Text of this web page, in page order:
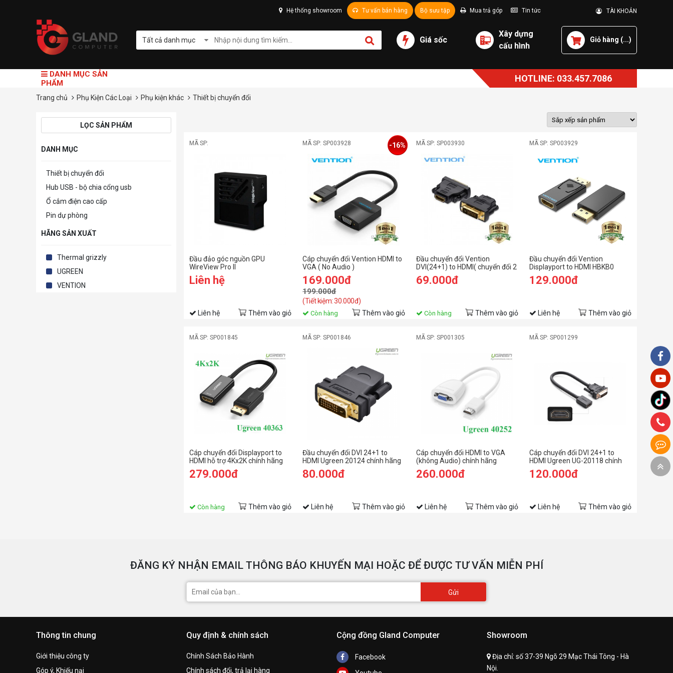
Hệ thống showroom Tư vấn bán hàng Bộ sưu tập Mua trả góp Tin tức TÀI KHOẢN
Tất cả danh mục Giá sốc
Xây dựng
cấu hình
Giỏ hàng (...)
DANH MỤC SẢN
PHẨM
HOTLINE: 033.457.7086
Trang chủ Phụ Kiện Các Loại Phụ kiện khác Thiết bị chuyển đổi
LỌC SẢN PHẨM
DANH MỤC
Thiết bị chuyển đổi
Hub USB - bộ chia cổng usb
Ổ cắm điện cao cấp
Pin dự phòng
HÃNG SẢN XUẤT
Thermal grizzly
UGREEN
VENTION
MÃ SP:
Đầu đảo góc nguồn GPU
WireView Pro II
Liên hệ
Liên hệ Thêm vào giỏ
MÃ SP: SP003928
Cáp chuyển đổi Vention HDMI to
VGA ( No Audio )
169.000đ
199.000đ
(Tiết kiệm: 30.000đ)
-16%
Còn hàng Thêm vào giỏ
MÃ SP: SP003930
Đầu chuyển đổi Vention
DVI(24+1) to HDMI( chuyển đổi 2
chiều)
69.000đ
Còn hàng Thêm vào giỏ
MÃ SP: SP003929
Đầu chuyển đổi Vention
Displayport to HDMI HBKB0
129.000đ
Liên hệ Thêm vào giỏ
MÃ SP: SP001845
Cáp chuyển đổi Displayport to
HDMI hỗ trợ 4Kx2K chính hãng
Ugreen 40363
279.000đ
Còn hàng Thêm vào giỏ
MÃ SP: SP001846
Đầu chuyển đổi DVI 24+1 to
HDMI Ugreen 20124 chính hãng
80.000đ
Liên hệ Thêm vào giỏ
MÃ SP: SP001305
Cáp chuyển đổi HDMI to VGA
(không Audio) chính hãng
Ugreen 40252 cao cấp
260.000đ
Liên hệ Thêm vào giỏ
MÃ SP: SP001299
Cáp chuyển đổi DVI 24+1 to
HDMI Ugreen UG-20118 chính
hãng
120.000đ
Liên hệ Thêm vào giỏ
ĐĂNG KÝ NHẬN EMAIL THÔNG BÁO KHUYẾN MẠI HOẶC ĐỂ ĐƯỢC TƯ VẤN MIỄN PHÍ
Gửi
Thông tin chung
Giới thiệu công ty
Góp ý, Khiếu nại
Quy định & chính sách
Chính Sách Bảo Hành
Chính sách đổi, trả lại hàng
Cộng đồng Gland Computer
Facebook
Showroom
Địa chỉ: số 37-39 Ngõ 29 Mạc Thái Tông - Hà
Nội.